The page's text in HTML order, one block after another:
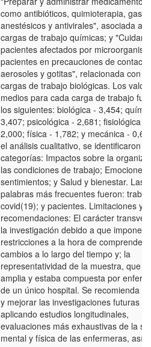
como antibióticos, quimioterapia, gases
anestésicos y antivirales", asociada a
cargas de trabajo químicas; y "Cuidar a
pacientes afectados por
pacientes en precauciones de
aerosoles y gotitas", relacionada con
cargas de trabajo biológicas. Los
medios para cada carga de trabajo
los siguientes: biológica - 3,454;
3,407; psicológica - 2,681; fisiológica -
2,000; física - 1,782; y mecánica -
el análisis cualitativo, se identificaron
categorías: Impactos sobre la
las condiciones de trabajo; Emociones
sentimientos; y Salud y bienestar. Las
palabras más frecuentes fueron:
covid(19); y pacientes. Limitaciones y
recomendaciones: El carácter
la investigación debido a que impone
restricciones a la hora de comprender
cambios a lo largo del tiempo y; la
representatividad de la muestra, que
amplia y estaba compuesta por
de un único hospital. Se recomienda
y mejorar las investigaciones futuras
aplicando estudios longitudinales,
evaluaciones más exhaustivas de la
mental y física de las enfermeras, así